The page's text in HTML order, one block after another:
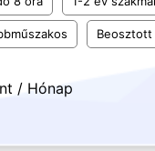
Beosztott
/ Hónap